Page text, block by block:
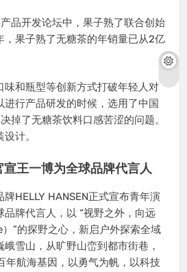
品开发论坛中，果子熟了联合创始
，果子熟了无糖茶的年销量已从2亿
味和瓶型等创新方式打破年轻人对
进行产品研发的时候，选用了中国
掉了无糖茶饮料口感苦涩的问题。
计。
宣王一博为全球品牌代言人
HELLY HANSEN正式宣布青年演
品牌代言人，以 “视野之外，向远
”的探野之心，新启户外探索全域
雪山，从旷野山峦到都市街巷，
年航海基因，以勇气为帆，以科技